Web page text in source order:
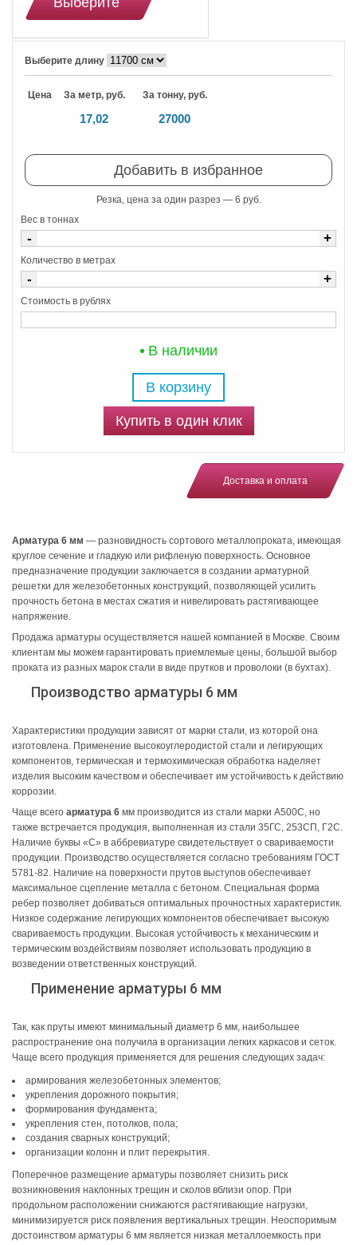
класс
Выберите длину
Цена За метр, руб. За тонну, руб.
17,02 27000
Добавить в избранное
Резка, цена за один разрез — 6 руб.
- +
Вес в тоннах
- +
Количество в метрах
Стоимость в рублях
В наличии
В корзину
Купить в один клик
Доставка и оплата
Арматура 6 мм — разновидность сортового металлопроката, имеющая
круглое сечение и гладкую или рифленую поверхность. Основное
предназначение продукции заключается в создании арматурной
решетки для железобетонных конструкций, позволяющей усилить
прочность бетона в местах сжатия и нивелировать растягивающее
напряжение.
Продажа арматуры осуществляется нашей компанией в Москве. Своим
клиентам мы можем гарантировать приемлемые цены, большой выбор
проката из разных марок стали в виде прутков и проволоки (в бухтах).
Производство арматуры 6 мм
Характеристики продукции зависят от марки стали, из которой она
изготовлена. Применение высокоуглеродистой стали и легирующих
компонентов, термическая и термохимическая обработка наделяет
изделия высоким качеством и обеспечивает им устойчивость к действию
коррозии.
Чаще всего арматура 6 мм производится из стали марки А500С, но
также встречается продукция, выполненная из стали 35ГС, 253СП, Г2С.
Наличие буквы «С» в аббревиатуре свидетельствует о свариваемости
продукции. Производство осуществляется согласно требованиям ГОСТ
5781-82. Наличие на поверхности прутов выступов обеспечивает
максимальное сцепление металла с бетоном. Специальная форма
ребер позволяет добиваться оптимальных прочностных характеристик.
Низкое содержание легирующих компонентов обеспечивает высокую
свариваемость продукции. Высокая устойчивость к механическим и
термическим воздействиям позволяет использовать продукцию в
возведении ответственных конструкций.
Применение арматуры 6 мм
Так, как пруты имеют минимальный диаметр 6 мм, наибольшее
распространение она получила в организации легких каркасов и сеток.
Чаще всего продукция применяется для решения следующих задач:
армирования железобетонных элементов;
укрепления дорожного покрытия;
формирования фундамента;
укрепления стен, потолков, пола;
создания сварных конструкций;
организации колонн и плит перекрытия.
Поперечное размещение арматуры позволяет снизить риск
возникновения наклонных трещин и сколов вблизи опор. При
продольном расположении снижаются растягивающие нагрузки,
минимизируется риск появления вертикальных трещин. Неоспоримым
достоинством арматуры 6 мм является низкая металлоемкость при